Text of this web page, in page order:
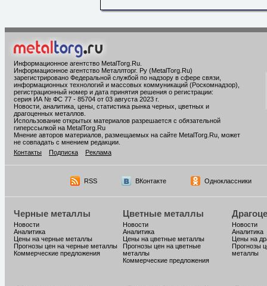
Информационное агентство MetalTorg.Ru
Информационное агентство Металлторг. Ру (MetalTorg.Ru)
зарегистрировано Федеральной службой по надзору в сфере связи,
информационных технологий и массовых коммуникаций (Роскомнадзор),
регистрационный номер и дата принятия решения о регистрации:
серия ИА № ФС 77 - 85704 от 03 августа 2023 г.
Новости, аналитика, цены, статистика рынка черных, цветных и
драгоценных металлов.
Использование открытых материалов разрешается с обязательной
гиперссылкой на MetalTorg.Ru
Мнение авторов материалов, размещаемых на сайте MetalTorg.Ru, может
не совпадать с мнением редакции.
Контакты
Подписка Реклама
RSS ВКонтакте Одноклассники
Черные металлы
Новости
Аналитика
Цены на черные металлы
Прогнозы цен на черные металлы
Коммерческие предложения
Цветные металлы
Новости
Аналитика
Цены на цветные металлы
Прогнозы цен на цветные
металлы
Коммерческие предложения
Новости
Аналитика
Цены на
Прогнозы
металлы